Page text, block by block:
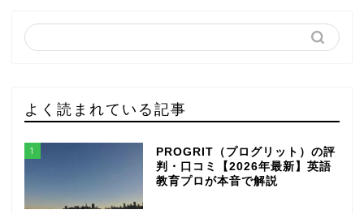
よく読まれている記事
1
PROGRIT（プログリット）の評
判・口コミ【2026年最新】英語
教育プロが本音で解説